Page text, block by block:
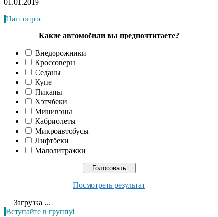
01.01.2019
Наш опрос
Какие автомобили вы предпочтитаете?
Внедорожники
Кроссоверы
Седаны
Купе
Пикапы
Хэтчбеки
Минивэны
Кабриолеты
Микроавтобусы
Лифтбеки
Малолитражки
Посмотреть результат
Загрузка ...
Вступайте в группу!